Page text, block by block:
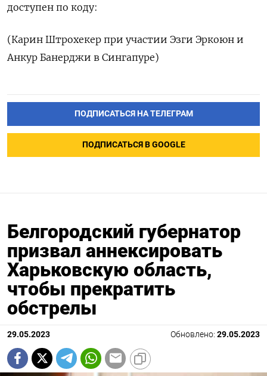
доступен по коду:
(Карин Штрохекер при участии Эзги Эркоюн и
Анкур Банерджи в Сингапуре)
ПОДПИСАТЬСЯ НА ТЕЛЕГРАМ
ПОДПИСАТЬСЯ В GOOGLE
Белгородский губернатор
призвал аннексировать
Харьковскую область,
чтобы прекратить
обстрелы
29.05.2023 Обновлено: 29.05.2023